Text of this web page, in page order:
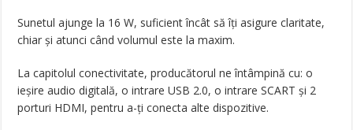
Sunetul ajunge la 16 W, suficient încât să îți asigure claritate,
chiar și atunci când volumul este la maxim.
La capitolul conectivitate, producătorul ne întâmpină cu: o
ieșire audio digitală, o intrare USB 2.0, o intrare SCART și 2
porturi HDMI, pentru a-ți conecta alte dispozitive.